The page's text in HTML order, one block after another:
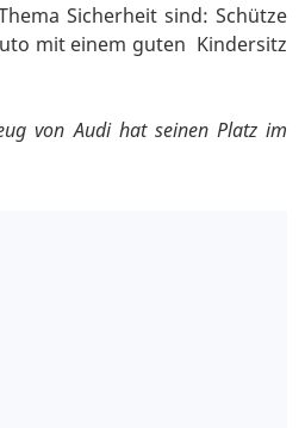
Sicherheit sind: Schütze
mit einem guten Kindersitz
von Audi hat seinen Platz im